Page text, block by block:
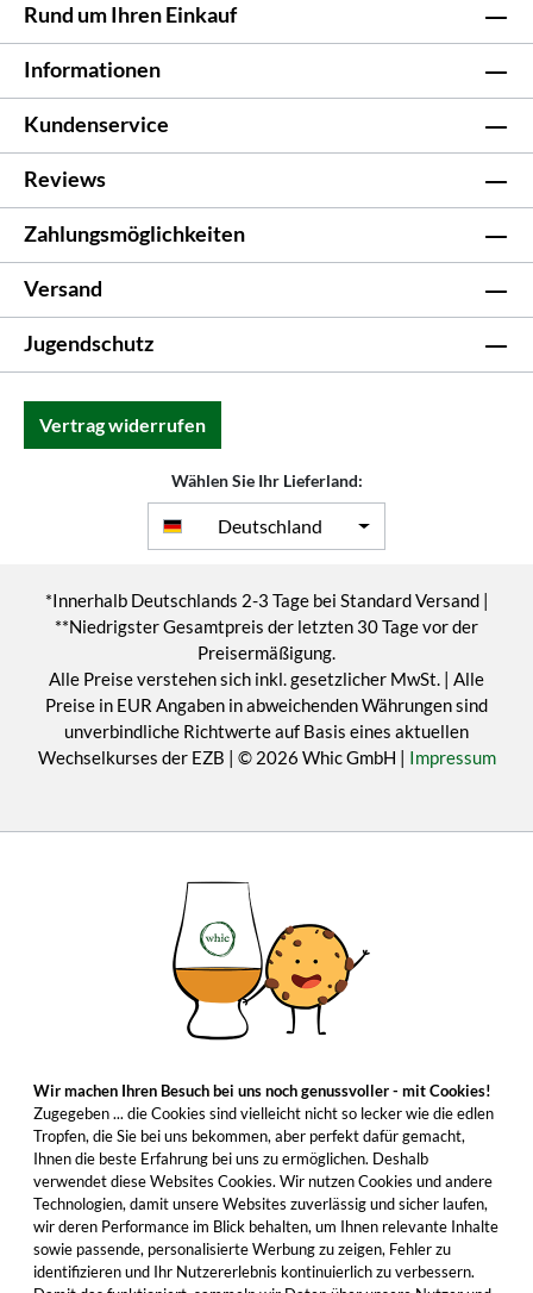
Rund um Ihren Einkauf
Informationen
Kundenservice
Reviews
Zahlungsmöglichkeiten
Versand
Jugendschutz
Vertrag widerrufen
Wählen Sie Ihr Lieferland:
Deutschland
*Innerhalb Deutschlands 2-3 Tage bei Standard Versand |
**Niedrigster Gesamtpreis der letzten 30 Tage vor der
Preisermäßigung.
Alle Preise verstehen sich inkl. gesetzlicher MwSt. | Alle
Preise in EUR Angaben in abweichenden Währungen sind
unverbindliche Richtwerte auf Basis eines aktuellen
Wechselkurses der EZB | © 2026 Whic GmbH | Impressum
Wir machen Ihren Besuch bei uns noch genussvoller - mit Cookies!
Zugegeben ... die Cookies sind vielleicht nicht so lecker wie die edlen
Tropfen, die Sie bei uns bekommen, aber perfekt dafür gemacht,
Ihnen die beste Erfahrung bei uns zu ermöglichen. Deshalb
verwendet diese Websites Cookies. Wir nutzen Cookies und andere
Technologien, damit unsere Websites zuverlässig und sicher laufen,
wir deren Performance im Blick behalten, um Ihnen relevante Inhalte
sowie passende, personalisierte Werbung zu zeigen, Fehler zu
identifizieren und Ihr Nutzererlebnis kontinuierlich zu verbessern.